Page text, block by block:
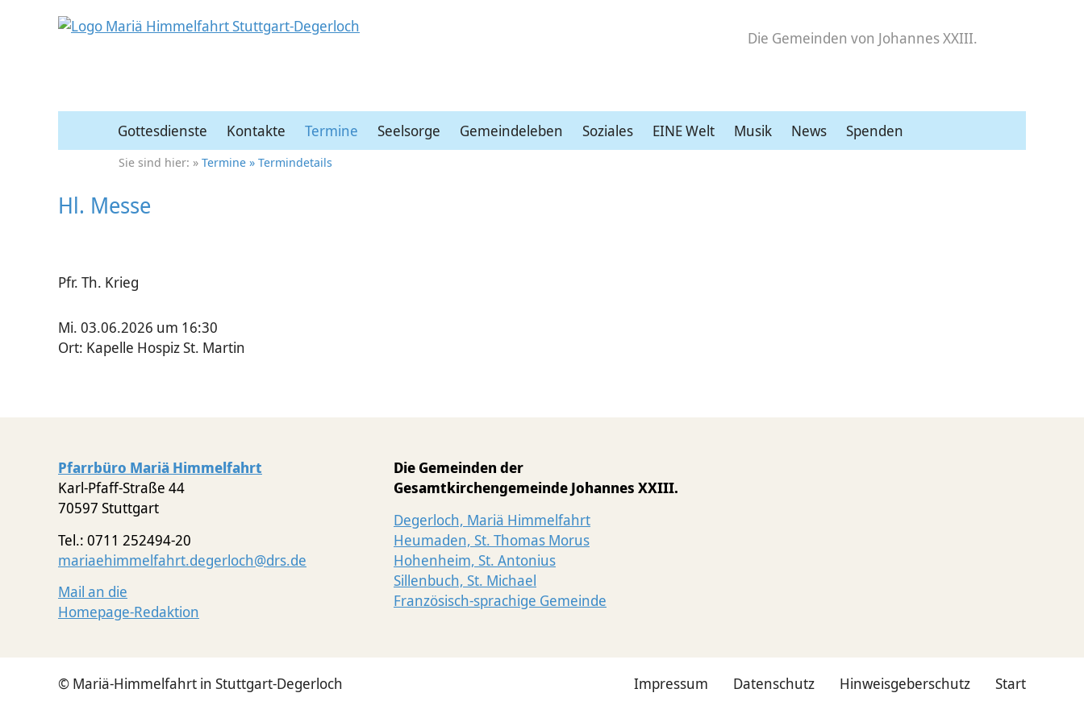
Die Gemeinden von Johannes XXIII.
Gottesdienste Kontakte Termine Seelsorge Gemeindeleben Soziales EINE Welt Musik News Spenden
Termine Termindetails
Hl. Messe
Pfr. Th. Krieg
Mi. 03.06.2026 um 16:30
Ort: Kapelle Hospiz St. Martin
Pfarrbüro Mariä Himmelfahrt
Karl-Pfaff-Straße 44
70597 Stuttgart
Tel.: 0711 252494-20
mariaehimmelfahrt.degerloch@drs.de
Mail an die
Homepage-Redaktion
Die Gemeinden der
Gesamtkirchengemeinde Johannes XXIII.
Degerloch, Mariä Himmelfahrt
Heumaden, St. Thomas Morus
Hohenheim, St. Antonius
Sillenbuch, St. Michael
Französisch-sprachige Gemeinde
© Mariä-Himmelfahrt in Stuttgart-Degerloch Impressum Datenschutz Hinweisgeberschutz Start